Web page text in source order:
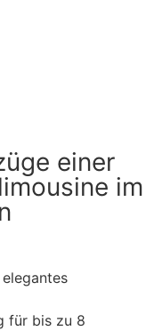
einer
im
für bis zu 8